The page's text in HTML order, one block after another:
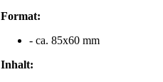
Format:
- ca. 85x60 mm
Inhalt: